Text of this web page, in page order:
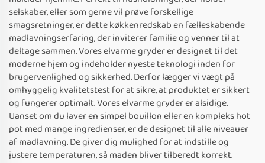
selskaber, eller som gerne vil prøve forskellige
smagsretninger, er dette køkkenredskab en fælleskabende
madlavningserfaring, der inviterer familie og venner til at
deltage sammen. Vores elvarme gryder er designet til det
moderne hjem og indeholder nyeste teknologi inden for
brugervenlighed og sikkerhed. Derfor lægger vi vægt på
omhyggelig kvalitetstest for at sikre, at produktet er sikkert
og fungerer optimalt. Vores elvarme gryder er alsidige.
Uanset om du laver en simpel bouillon eller en kompleks hot
pot med mange ingredienser, er de designet til alle niveauer
af madlavning. De giver dig mulighed for at indstille og
justere temperaturen, så maden bliver tilberedt korrekt.